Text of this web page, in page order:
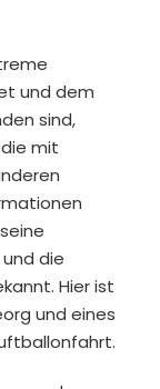
und dem
sind,
mit
die
Hier ist
und eines